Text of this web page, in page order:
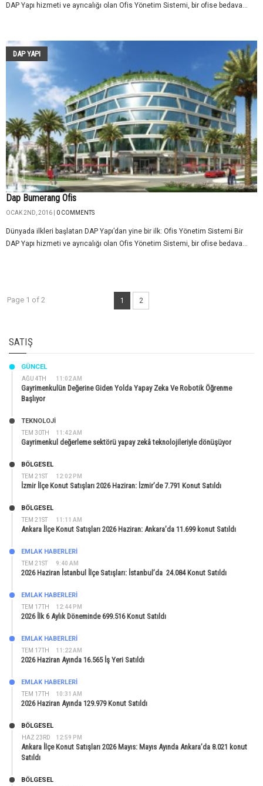
DAP Yapı hizmeti ve ayrıcalığı olan Ofis Yönetim Sistemi, bir ofise bedava...
DAP YAPI
Dap Bumerang Ofis
OCAK 2ND, 2016 | 0 COMMENTS
Dünyada ilkleri başlatan DAP Yapı’dan yine bir ilk: Ofis Yönetim Sistemi Bir
DAP Yapı hizmeti ve ayrıcalığı olan Ofis Yönetim Sistemi, bir ofise bedava...
Page 1 of 2 1 2
SATIŞ
AĞU 4TH 11:02 AM
GÜNCEL
Gayrimenkulün Değerine Giden Yolda Yapay Zeka Ve Robotik Öğrenme
Başlıyor
TEM 30TH 11:42 AM
TEKNOLOJİ
Gayrimenkul değerleme sektörü yapay zekâ teknolojileriyle dönüşüyor
TEM 21ST 12:02 PM
BÖLGESEL
İzmir İlçe Konut Satışları 2026 Haziran: İzmir’de 7.791 Konut Satıldı
TEM 21ST 11:11 AM
BÖLGESEL
Ankara İlçe Konut Satışları 2026 Haziran: Ankara’da 11.699 konut Satıldı
TEM 21ST 9:40 AM
EMLAK HABERLERI
2026 Haziran İstanbul İlçe Satışları: İstanbul’da 24.084 Konut Satıldı
TEM 17TH 12:44 PM
EMLAK HABERLERI
2026 İlk 6 Aylık Döneminde 699.516 Konut Satıldı
TEM 17TH 11:22 AM
EMLAK HABERLERI
2026 Haziran Ayında 16.565 İş Yeri Satıldı
TEM 17TH 10:31 AM
EMLAK HABERLERI
2026 Haziran Ayında 129.979 Konut Satıldı
HAZ 23RD 12:59 PM
BÖLGESEL
Ankara İlçe Konut Satışları 2026 Mayıs: Mayıs Ayında Ankara’da 8.021 konut
Satıldı
BÖLGESEL